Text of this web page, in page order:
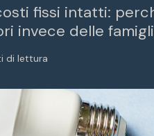
fissi intatti:
invece delle
di lettura